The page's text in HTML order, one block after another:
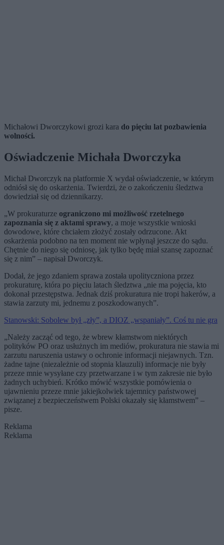
Michałowi Dworczykowi grozi kara do pięciu lat pozbawienia
wolności.
Oświadczenie Michała Dworczyka
Michał Dworczyk na platformie X wydał oświadczenie, w którym
odniósł się do oskarżenia. Twierdzi, że o zakończeniu śledztwa
dowiedział się od dziennikarzy.
„W prokuraturze ograniczono mi możliwość rzetelnego
zapoznania się z aktami sprawy, a moje wszystkie wnioski
dowodowe, które chciałem złożyć zostały odrzucone. Akt
oskarżenia podobno na ten moment nie wpłynął jeszcze do sądu.
Chętnie do niego się odniosę, jak tylko będę miał szansę zapoznać
się z nim” – napisał Dworczyk.
Dodał, że jego zdaniem sprawa została upolityczniona przez
prokuraturę, która po pięciu latach śledztwa „nie ma pojęcia, kto
dokonał przestępstwa. Jednak dziś prokuratura nie tropi hakerów, a
stawia zarzuty mi, jednemu z poszkodowanych”.
Stanowski: Sobolew był „zły”, a DIOZ „wspaniały”. Coś tu nie gra
„Należy zacząć od tego, że wbrew kłamstwom niektórych
polityków PO oraz usłużnych im mediów, prokuratura nie stawia mi
zarzutu naruszenia ustawy o ochronie informacji niejawnych. Tzn.
żadne tajne (niezależnie od stopnia klauzuli) informacje nie były
przeze mnie wysyłane czy przetwarzane i w tym zakresie nie było
żadnych uchybień. Krótko mówić wszystkie pomówienia o
ujawnieniu przeze mnie jakiejkolwiek tajemnicy państwowej
związanej z bezpieczeństwem Polski okazały się kłamstwem” –
pisze.
Reklama
Reklama